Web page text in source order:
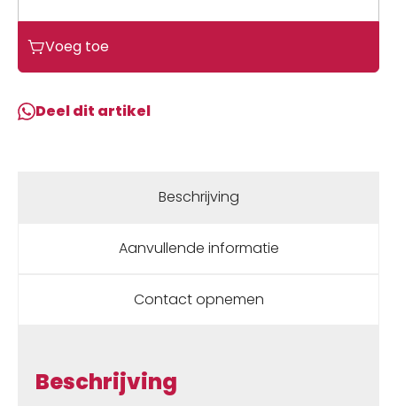
Voeg toe
Deel dit artikel
Beschrijving
Aanvullende informatie
Contact opnemen
Beschrijving